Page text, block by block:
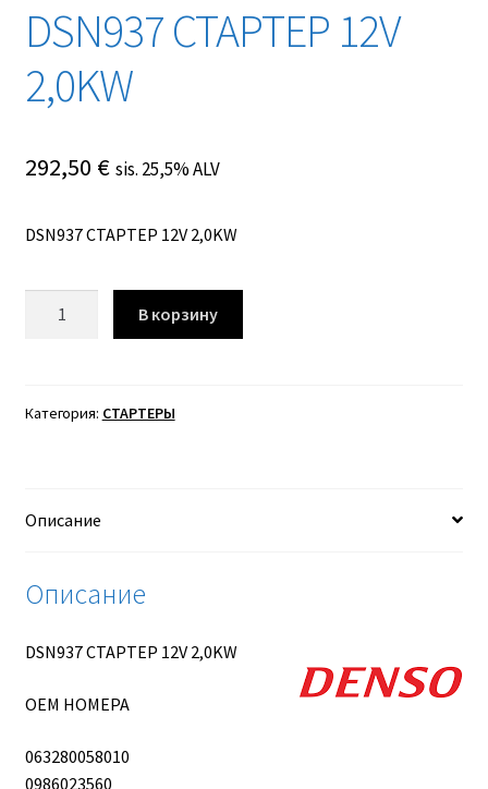
DSN937 СТАРТЕР 12V
2,0KW
292,50 € sis. 25,5% ALV
DSN937 СТАРТЕР 12V 2,0KW
12V
В корзину
Категория: СТАРТЕРЫ
Описание
Описание
DSN937 СТАРТЕР 12V 2,0KW
OEM НОМЕРА
063280058010
0986023560